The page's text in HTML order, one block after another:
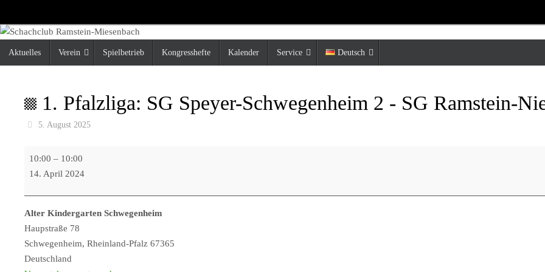
Inhalt
springen
Inhalt
Aktuelles Verein Spielbetrieb Kongresshefte Kalender Service Deutsch
1. Pfalzliga: SG Speyer-Schwegenheim 2 - SG Ramstein-
5. August 2025
Speyer-
Schwegenheim
2
-
SG
10:00 – 10:00
14. April 2024
Alter Kindergarten Schwegenheim
Haupstraße 78
Schwegenheim, Rheinland-Pfalz 67365
Deutschland